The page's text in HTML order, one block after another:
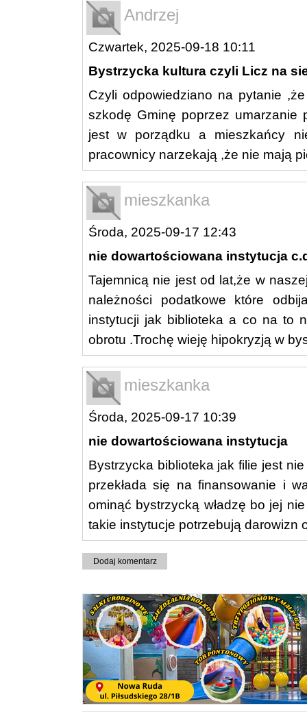
Andrzej
Czwartek, 2025-09-18 10:11
Bystrzycka kultura czyli Licz na
Czyli odpowiedziano na pytanie
szkodę Gminę poprzez
jest w porządku a mieszkańcy
pracownicy narzekają ,że nie mają
mieszkanka
Środa, 2025-09-17 12:43
nie dowartościowana instytucja
Tajemnicą nie jest od lat,że w
należności podatkowe które
instytucji jak biblioteka a co na to
obrotu .Trochę wieję hipokryzją w
mieszkanka
Środa, 2025-09-17 10:39
nie dowartościowana instytucja
Bystrzycka biblioteka jak filie jest
przekłada się na finansowanie i
ominąć bystrzycką władzę bo jej
takie instytucje potrzebują darowizn
Dodaj komentarz